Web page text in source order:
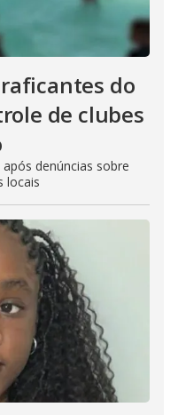
do
de clubes
denúncias sobre
locais